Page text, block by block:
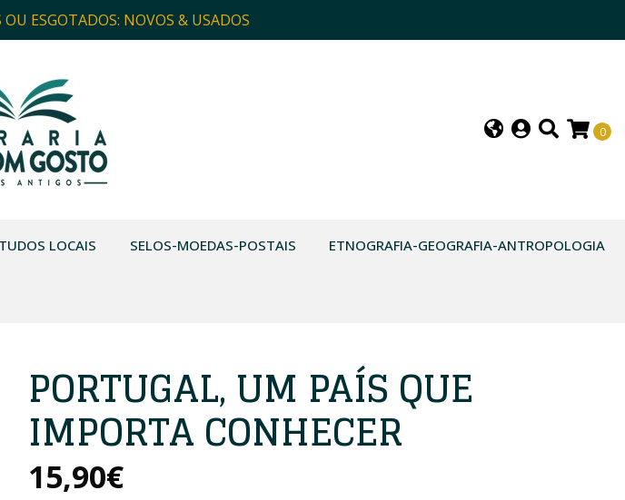
ESGOTADOS: NOVOS & USADOS
0
LOCAIS SELOS-MOEDAS-POSTAIS ETNOGRAFIA-GEOGRAFIA-ANTROPOLOGIA
PORTUGAL, UM PAÍS QUE
IMPORTA CONHECER
15,90€